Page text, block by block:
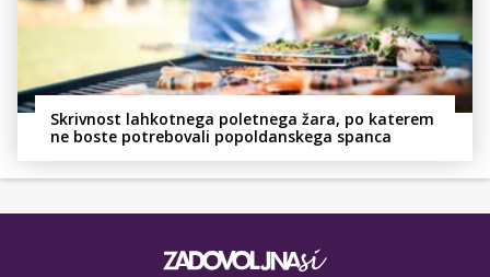
Skrivnost lahkotnega poletnega žara, po katerem
ne boste potrebovali popoldanskega spanca